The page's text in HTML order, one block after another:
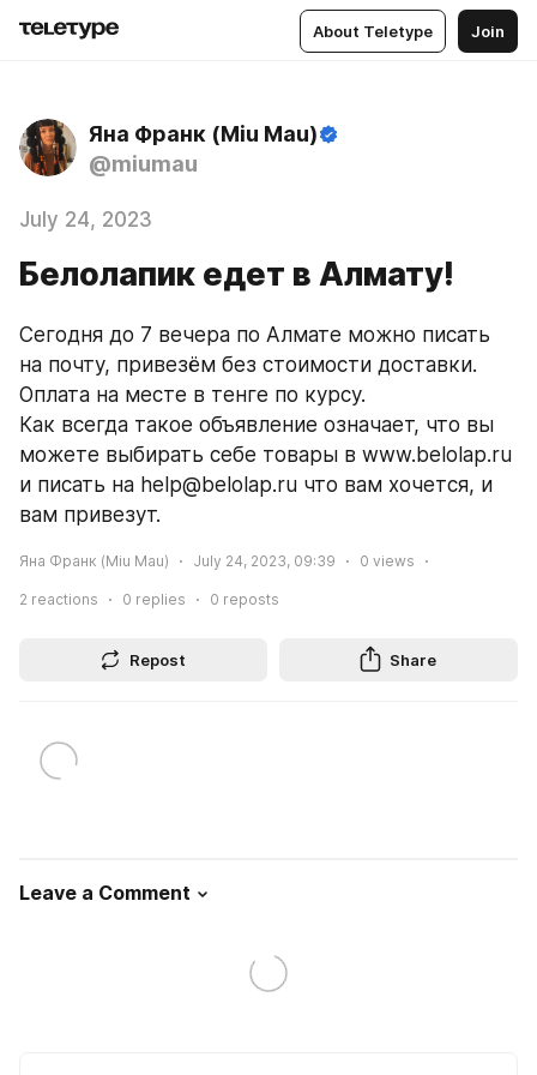
About Teletype Join
Яна Франк (Miu Mau)
@miumau
July 24, 2023
Белолапик едет в Алмату!
Сегодня до 7 вечера по Алмате можно писать
на почту, привезём без стоимости доставки.
Оплата на месте в тенге по курсу.
Как всегда такое объявление означает, что вы
можете выбирать себе товары в www.belolap.ru
и писать на help@belolap.ru что вам хочется, и
вам привезут.
Яна Франк (Miu Mau) July 24, 2023, 09:39 0 views
2 reactions 0 replies 0 reposts
Repost Share
Leave a Comment